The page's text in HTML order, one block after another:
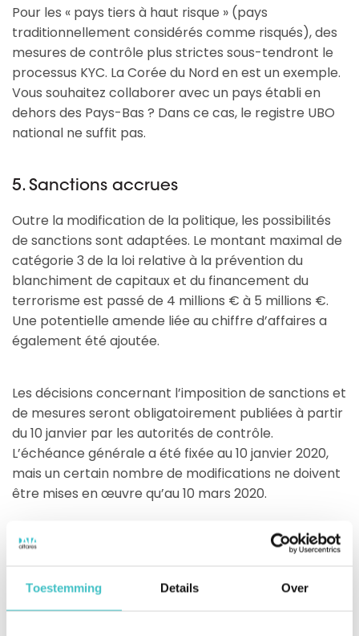
Toestemming Details Over
Pour les « pays tiers à haut risque » (pays
traditionnellement considérés comme risqués), des
mesures de contrôle plus strictes sous-tendront le
processus KYC. La Corée du Nord en est un exemple.
Vous souhaitez collaborer avec un pays établi en
dehors des Pays-Bas ? Dans ce cas, le registre UBO
national ne suffit pas.
5. Sanctions accrues
Outre la modification de la politique, les possibilités
de sanctions sont adaptées. Le montant maximal de
catégorie 3 de la loi relative à la prévention du
blanchiment de capitaux et du financement du
terrorisme est passé de 4 millions € à 5 millions €.
Une potentielle amende liée au chiffre d’affaires a
également été ajoutée.
Les décisions concernant l’imposition de sanctions et
de mesures seront obligatoirement publiées à partir
du 10 janvier par les autorités de contrôle.
L’échéance générale a été fixée au 10 janvier 2020,
mais un certain nombre de modifications ne doivent
être mises en œuvre qu’au 10 mars 2020.
Éviter les sanctions en épluchant
simplicité